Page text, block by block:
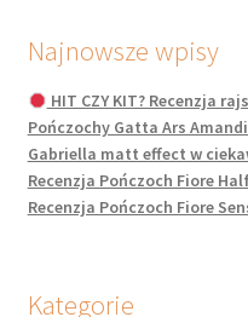
Najnowsze wpisy
HIT CZY KIT? Recenzja
Pończochy Gatta Ars
Gabriella matt effect w
Recenzja Pończoch Fiore
Recenzja Pończoch Fiore
Kategorie